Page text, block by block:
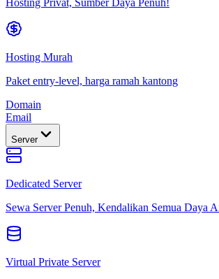
Hosting Privat, Sumber Daya Penuh!
Hosting Murah
Paket entry-level, harga ramah kantong
Domain
Email
Server
Dedicated Server
Sewa Server Penuh, Kendalikan Semua Daya
Virtual Private Server